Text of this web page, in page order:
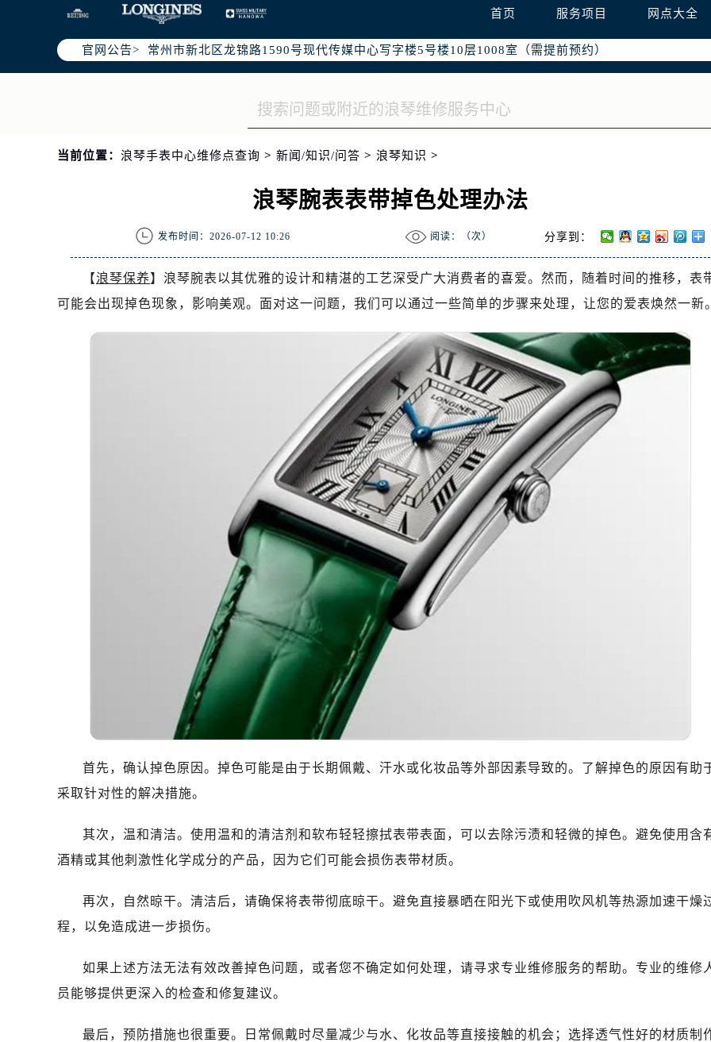
首页 服务项目 网点大全
官网公告>
上海市黄浦区南京东路299号宏伊国际广场写字楼8层806室（需提前预约）
南京市秦淮区中山南路1号（新街口）南京中心写字楼22层C1-1室（需提前预约）
常州市新北区龙锦路1590号现代传媒中心写字楼5号楼10层1008室（需提前预约）
徐州市鼓楼区淮海东路29号苏宁广场IFC国际金融中心写字楼35层3508室（需提前预约）
盐城市盐都区世纪大道5号盐城金融城写字楼1号楼16层1604室（需提前预约）
宁波市江北区大闸南路500号来福士广场办公楼20层2009室（需提前预约）
金华市金东区东市南街777号金华万达广场写字楼4号楼22层2209室（需提前预约）
绍兴市越城区胜利东路379号世茂天际中心写字楼8层805室（需提前预约）
南昌市红谷滩新区红谷中大道998号绿地双子塔（中央广场）A1座办公楼14层07室（需提前预约）
济南市历下区经十路11111号华润中心写字楼（万象城）15层1508室（需提前预约）
广州市越秀区环市东路371-375号世界贸易中心大厦南塔写字楼15层07室（需提前预约）
深圳市罗湖区深南东路5001号华润大厦写字楼17层1701室（需提前预约）
惠州市惠城区江北文昌一路7号华贸大厦写字楼1座30层05室（需提前预约）
厦门市思明区湖滨东路95号华润大厦写字楼B座11层1104室（需提前预约）
福州市鼓楼区五四路128-1号恒力城写字楼15层03室（需提前预约）
成都市锦江区人民东路6号SAC东原中心写字楼24层2406B室（需提前预约）
重庆市江北区观音桥步行街2号融恒时代广场写字楼9层902室（需提前预约）
长沙市芙蓉区定王台街道建湘路393号世茂环球金融中心写字楼（芙蓉广场）10层13室（需提前预约）
郑州市二七区铭功路10号华润大厦写字楼29层2905室（需提前预约）
太原市迎泽区解放路15号亨得利名表服务中心（品牌授权店）3层整层（需提前预约）
沈阳市沈河区中街路137号亨得利名表服务中心（品牌授权店）1层整层（需提前预约）
沈阳市沈河区中街路83号亨得利名表服务中心（品牌授权店）1层整层（需提前预约）
乌鲁木齐市天山区红山路26号时代广场（CCMALL）C座17层17-B（需提前预约）
温州市鹿城区锦绣路1067号置信广场10层1015室（需提前预约）
哈尔滨市道里区友谊西路600号富力中心T2座写字楼29层03室（需提前预约）
大连市中山区人民路15号国际金融大厦7层G室（需提前预约）
佛山市禅城区季华五路57号万科金融中心C座12层1205室（需提前预约）
东莞市东城街道鸿福东路1号民盈国贸中心T1写字楼9层907室（需提前预约）
无锡市梁溪区人民中路139号恒隆广场写字楼1座11层1104室（需提前预约）
南通市崇川区工农路57号圆融广场写字楼16层1603室（需提前预约）
南宁市青秀区金湖路59号地王大厦12楼1224室（需提前预约）
青岛市南区山东路6号华润大厦B座22层04室（需提前预约）
贵阳市南明区都司高架桥路33号亨特国际金融中心14楼14D（需提前预约）
西安市碑林区南关正街88号华侨城长安国际中心E座6楼10室（需提前预约）
当前位置： 浪琴手表中心维修点查询 > 新闻/知识/问答 > 浪琴知识 >
浪琴腕表表带掉色处理办法
发布时间：2026-07-12 10:26 阅读：（次） 分享到：
【浪琴保养】浪琴腕表以其优雅的设计和精湛的工艺深受广大消费者的喜爱。然而，随着时间的推移，表
可能会出现掉色现象，影响美观。面对这一问题，我们可以通过一些简单的步骤来处理，让您的爱表焕然一新。
首先，确认掉色原因。掉色可能是由于长期佩戴、汗水或化妆品等外部因素导致的。了解掉色的原因有助
采取针对性的解决措施。
其次，温和清洁。使用温和的清洁剂和软布轻轻擦拭表带表面，可以去除污渍和轻微的掉色。避免使用含
酒精或其他刺激性化学成分的产品，因为它们可能会损伤表带材质。
再次，自然晾干。清洁后，请确保将表带彻底晾干。避免直接暴晒在阳光下或使用吹风机等热源加速干燥
程，以免造成进一步损伤。
如果上述方法无法有效改善掉色问题，或者您不确定如何处理，请寻求专业维修服务的帮助。专业的维修
员能够提供更深入的检查和修复建议。
最后，预防措施也很重要。日常佩戴时尽量减少与水、化妆品等直接接触的机会；选择透气性好的材质制